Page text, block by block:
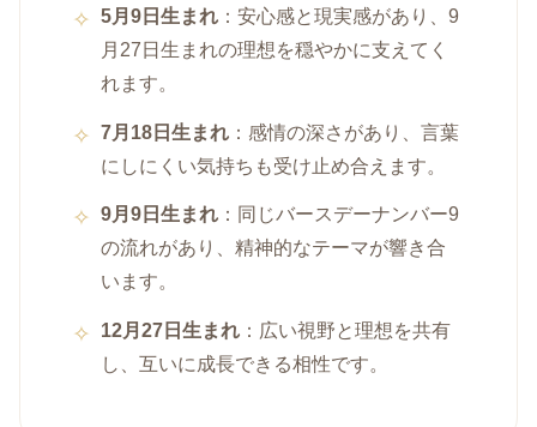
5月9日生まれ ：安心感と現実感があり、9
月27日生まれの理想を穏やかに支えてく
れます。
7月18日生まれ ：感情の深さがあり、言葉
にしにくい気持ちも受け止め合えます。
9月9日生まれ ：同じバースデーナンバー9
の流れがあり、精神的なテーマが響き合
います。
12月27日生まれ ：広い視野と理想を共有
し、互いに成長できる相性です。